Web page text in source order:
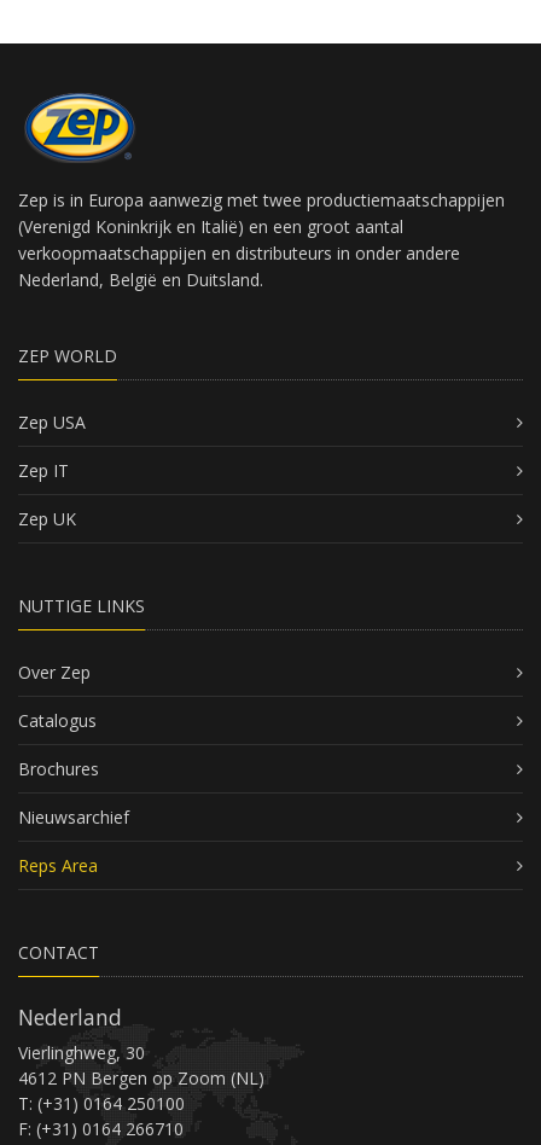
Zep is in Europa aanwezig met twee productiemaatschappijen
(Verenigd Koninkrijk en Italië) en een groot aantal
verkoopmaatschappijen en distributeurs in onder andere
Nederland, België en Duitsland.
ZEP WORLD
Zep USA
Zep IT
Zep UK
NUTTIGE LINKS
Over Zep
Catalogus
Brochures
Nieuwsarchief
Reps Area
CONTACT
Nederland
Vierlinghweg, 30
4612 PN Bergen op Zoom (NL)
T: (+31) 0164 250100
F: (+31) 0164 266710